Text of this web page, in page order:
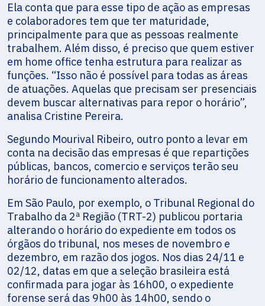
Ela conta que para esse tipo de ação as empresas
e colaboradores tem que ter maturidade,
principalmente para que as pessoas realmente
trabalhem. Além disso, é preciso que quem estiver
em home office tenha estrutura para realizar as
funções. “Isso não é possível para todas as áreas
de atuações. Aquelas que precisam ser presenciais
devem buscar alternativas para repor o horário”,
analisa Cristine Pereira.
Segundo Mourival Ribeiro, outro ponto a levar em
conta na decisão das empresas é que repartições
públicas, bancos, comercio e serviços terão seu
horário de funcionamento alterados.
Em São Paulo, por exemplo, o Tribunal Regional do
Trabalho da 2ª Região (TRT-2) publicou portaria
alterando o horário do expediente em todos os
órgãos do tribunal, nos meses de novembro e
dezembro, em razão dos jogos. Nos dias 24/11 e
02/12, datas em que a seleção brasileira está
confirmada para jogar às 16h00, o expediente
forense será das 9h00 às 14h00, sendo o